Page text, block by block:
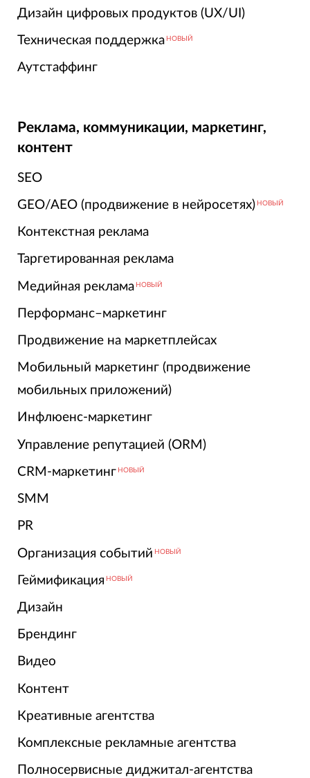
Дизайн цифровых продуктов (UX/UI)
Техническая поддержка НОВЫЙ
Аутстаффинг
Реклама, коммуникации, маркетинг,
контент
SEO
GEO/AEO (продвижение в нейросетях) НОВЫЙ
Контекстная реклама
Таргетированная реклама
Медийная реклама НОВЫЙ
Перформанс–маркетинг
Продвижение на маркетплейсах
Мобильный маркетинг (продвижение
мобильных приложений)
Инфлюенс-маркетинг
Управление репутацией (ORM)
CRM-маркетинг НОВЫЙ
SMM
PR
Организация событий НОВЫЙ
Геймификация НОВЫЙ
Дизайн
Брендинг
Видео
Контент
Креативные агентства
Комплексные рекламные агентства
Полносервисные диджитал-агентства